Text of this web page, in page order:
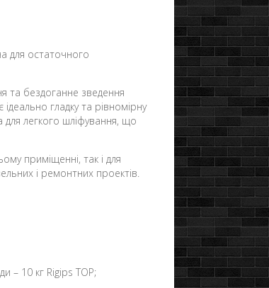
для остаточного
та бездоганне зведення
гладку та рівномірну
легкого шліфування, що
приміщенні, так і для
і ремонтних проектів.
– 10 кг Rigips TOP;